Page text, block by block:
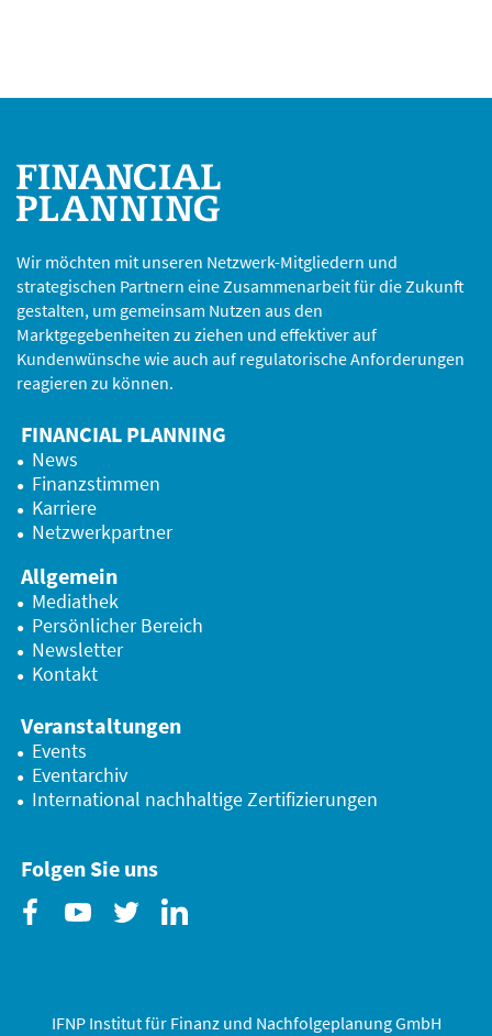
Wir möchten mit unseren Netzwerk-Mitgliedern und
strategischen Partnern eine Zusammenarbeit für die Zukunft
gestalten, um gemeinsam Nutzen aus den
Marktgegebenheiten zu ziehen und effektiver auf
Kundenwünsche wie auch auf regulatorische Anforderungen
reagieren zu können.
FINANCIAL PLANNING
News
Finanzstimmen
Karriere
Netzwerkpartner
Allgemein
Mediathek
Persönlicher Bereich
Newsletter
Kontakt
Veranstaltungen
Events
Eventarchiv
International nachhaltige Zertifizierungen
Folgen Sie uns
IFNP Institut für Finanz und Nachfolgeplanung GmbH